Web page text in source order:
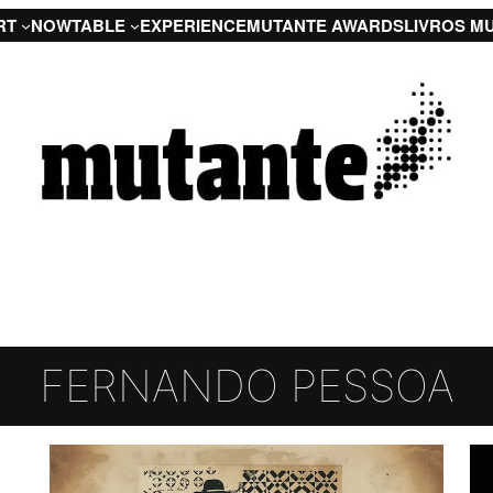
NOWTABLE EXPERIENCEMUTANTE AWARDSLIVROS
FERNANDO PESSOA